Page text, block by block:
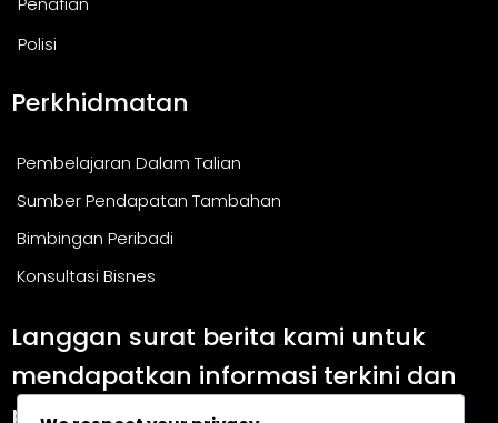
Polisi
Perkhidmatan
Pembelajaran Dalam Talian
Sumber Pendapatan Tambahan
Bimbingan Peribadi
Konsultasi Bisnes
Langgan surat berita kami untuk
mendapatkan informasi terkini dan
panduan berguna.